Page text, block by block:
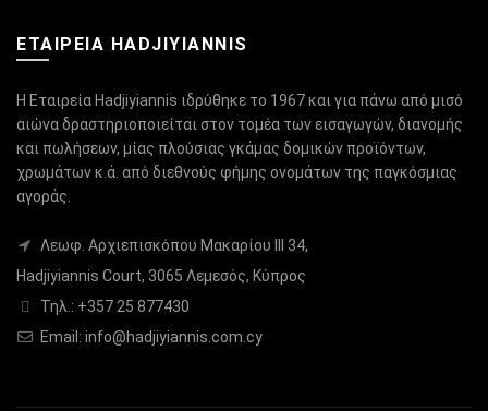
ΕΤΑΙΡΕΙΑ HADJIYIANNIS
Η Εταιρεία Hadjiyiannis ιδρύθηκε το 1967 και για πάνω από μισό
αιώνα δραστηριοποιείται στον τομέα των εισαγωγών, διανομής
και πωλήσεων, μίας πλούσιας γκάμας δομικών προϊόντων,
χρωμάτων κ.ά. από διεθνούς φήμης ονομάτων της παγκόσμιας
αγοράς.
Λεωφ. Αρχιεπισκόπου Μακαρίου ΙΙΙ 34,
Hadjiyiannis Court, 3065 Λεμεσός, Κύπρος
Τηλ.: +357 25 877430
Email: info@hadjiyiannis.com.cy